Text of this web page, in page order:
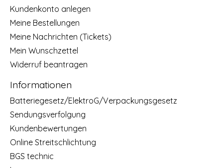
Kundenkonto anlegen
Meine Bestellungen
Meine Nachrichten (Tickets)
Mein Wunschzettel
Widerruf beantragen
Informationen
Batteriegesetz/ElektroG/Verpackungsgesetz
Sendungsverfolgung
Kundenbewertungen
Online Streitschlichtung
BGS technic